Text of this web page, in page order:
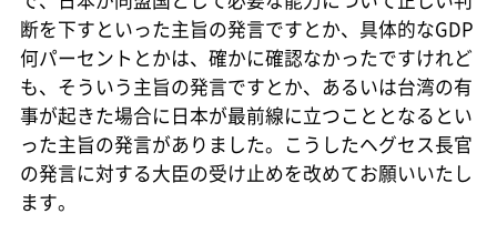
断を下すといった主旨の発言ですとか、具体的なGDP
何パーセントとかは、確かに確認なかったですけれど
も、そういう主旨の発言ですとか、あるいは台湾の有
事が起きた場合に日本が最前線に立つこととなるとい
った主旨の発言がありました。こうしたヘグセス長官
の発言に対する大臣の受け止めを改めてお願いいたし
ます。